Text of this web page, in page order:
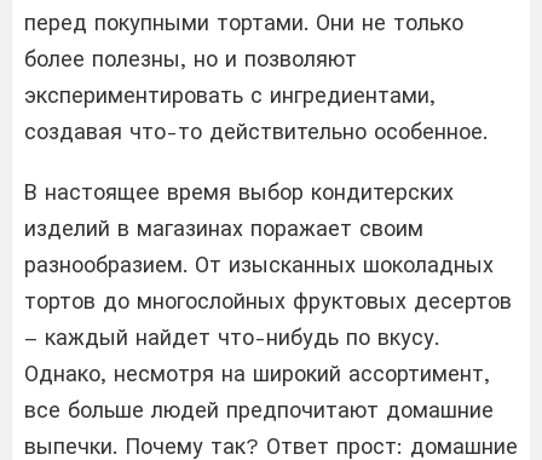
перед покупными тортами. Они не только
более полезны, но и позволяют
экспериментировать с ингредиентами,
создавая что-то действительно особенное.
В настоящее время выбор кондитерских
изделий в магазинах поражает своим
разнообразием. От изысканных шоколадных
тортов до многослойных фруктовых десертов
– каждый найдет что-нибудь по вкусу.
Однако, несмотря на широкий ассортимент,
все больше людей предпочитают домашние
выпечки. Почему так? Ответ прост: домашние